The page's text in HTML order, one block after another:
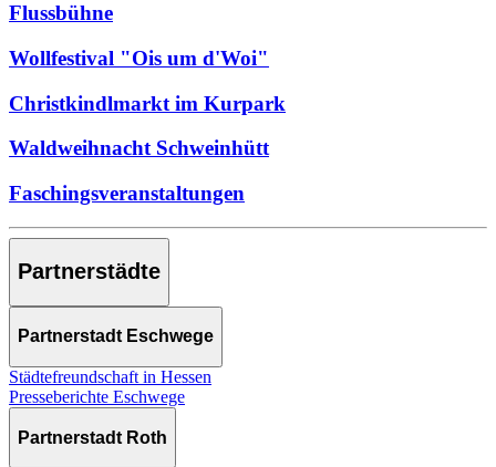
Flussbühne
Wollfestival "Ois um d'Woi"
Christkindlmarkt im Kurpark
Waldweihnacht Schweinhütt
Faschingsveranstaltungen
Partnerstädte
Partnerstadt Eschwege
Städtefreundschaft in Hessen
Presseberichte Eschwege
Partnerstadt Roth